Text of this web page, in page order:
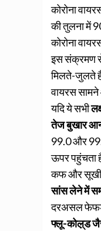
कोरोना
की तुलना में
कोरोना
इस संक्रमण से
मिलते-जुलते
वायरस
यदि ये सभी
तेज बुखार
99.0 और
ऊपर पहुंचता
कफ और सूखी
सांस लेने में
दरअसल
फ्लू-कोल़्ड